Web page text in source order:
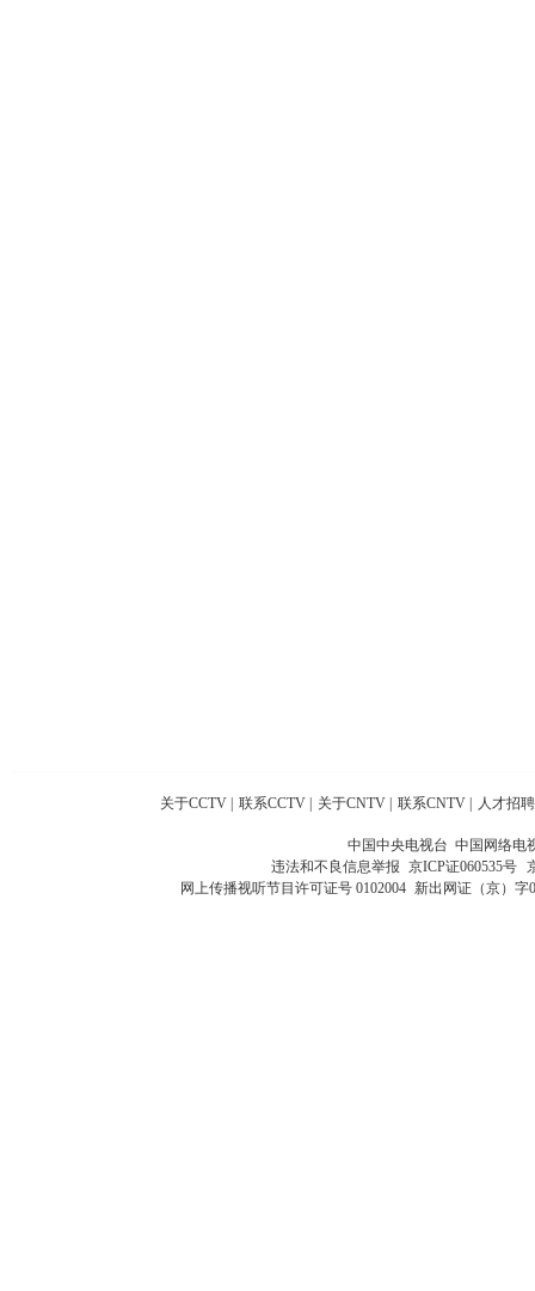
关于CCTV 联系CCTV 关于CNTV 联系CNTV 人才招聘
中国中央电视台 中国网络电
违法和不良信息举报 京ICP证060535号
网上传播视听节目许可证号 0102004 新出网证（京）